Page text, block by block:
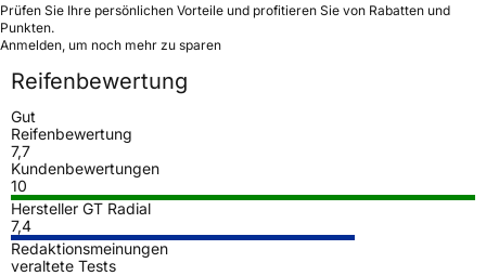
Prüfen Sie Ihre persönlichen Vorteile und profitieren Sie von Rabatten und
Punkten.
Anmelden, um noch mehr zu sparen
Reifenbewertung
Gut
Reifenbewertung
7,7
Kundenbewertungen
10
Hersteller GT Radial
7,4
Redaktionsmeinungen
veraltete Tests